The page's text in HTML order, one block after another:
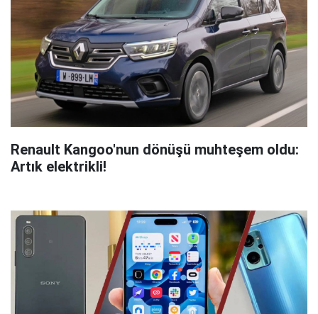
Renault Kangoo'nun dönüşü muhteşem oldu:
Artık elektrikli!